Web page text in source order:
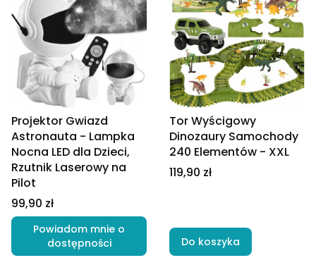
Projektor Gwiazd
Astronauta - Lampka
Nocna LED dla Dzieci,
Rzutnik Laserowy na
Pilot
Cena
99,90 zł
Powiadom mnie o
dostępności
Tor Wyścigowy
Dinozaury Samochody
240 Elementów - XXL
Cena
119,90 zł
Do koszyka